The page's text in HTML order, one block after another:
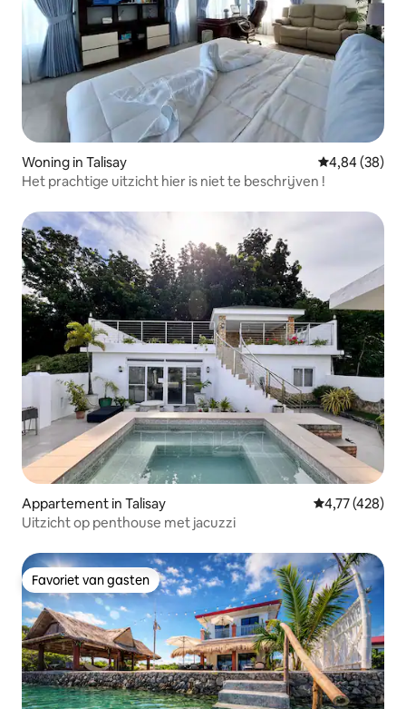
Woning in Talisay Gemiddelde
4,84 (38)
Het prachtige uitzicht hier is niet te beschrijven !
Appartement in Talisay Gemiddelde
4,77 (428)
Uitzicht op penthouse met jacuzzi
Favoriet van gasten
Favoriet van gasten